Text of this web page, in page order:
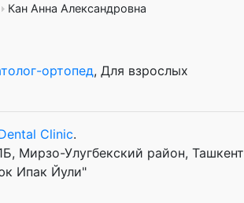
Кан Анна Александровна
ортопед, Для взрослых
Clinic.
Мирзо-Улугбекский район, Ташкент
Ипак Йули"